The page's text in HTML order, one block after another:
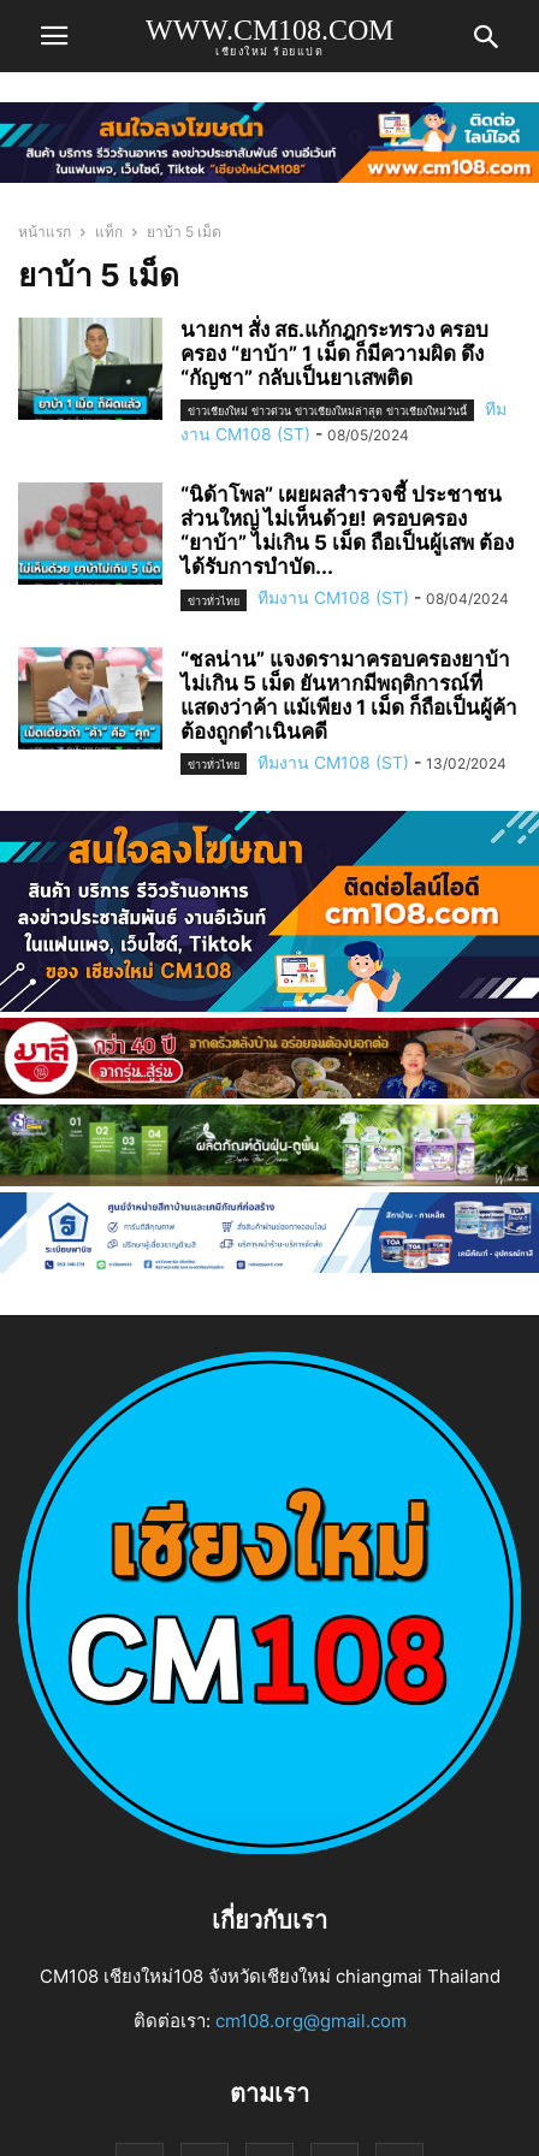
WWW.CM108.COM
เชียงใหม่ ร้อยแปด
หน้าแรก แท็ก ยาบ้า 5 เม็ด
ยาบ้า 5 เม็ด
นายกฯ สั่ง สธ.แก้กฎกระทรวง ครอบ
ครอง “ยาบ้า” 1 เม็ด ก็มีความผิด ดึง
“กัญชา” กลับเป็นยาเสพติด
ข่าวเชียงใหม่ ข่าวด่วน ข่าวเชียงใหม่ล่าสุด ข่าวเชียงใหม่วันนี้
ทีม
งาน CM108 (ST) - 08/05/2024
“นิด้าโพล” เผยผลสำรวจชี้ ประชาชน
ส่วนใหญ่ ไม่เห็นด้วย! ครอบครอง
“ยาบ้า” ไม่เกิน 5 เม็ด ถือเป็นผู้เสพ ต้อง
ได้รับการบำบัด...
ข่าวทั่วไทย ทีมงาน CM108 (ST) - 08/04/2024
“ชลน่าน” แจงดรามาครอบครองยาบ้า
ไม่เกิน 5 เม็ด ยันหากมีพฤติการณ์ที่
แสดงว่าค้า แม้เพียง 1 เม็ด ก็ถือเป็นผู้ค้า
ต้องถูกดำเนินคดี
ข่าวทั่วไทย ทีมงาน CM108 (ST) - 13/02/2024
เกี่ยวกับเรา
CM108 เชียงใหม่108 จังหวัดเชียงใหม่ chiangmai Thailand
ติดต่อเรา: cm108.org@gmail.com
ตามเรา